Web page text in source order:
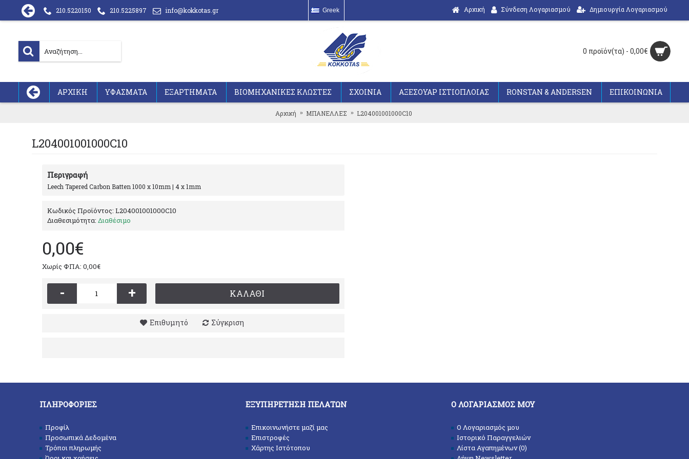
210.5220150 210.5225897 info@kokkotas.gr Greek Αρχική Σύνδεση Λογαριασμού Δημιουργία Λογαριασμού
0 προϊόν(τα) - 0,00€
ΑΡΧΙΚΗ ΥΦΑΣΜΑΤΑ ΕΞΑΡΤΗΜΑΤΑ ΒΙΟΜΗΧΑΝΙΚΕΣ ΚΛΩΣΤΕΣ ΣΧΟΙΝΙΑ ΑΞΕΣΟΥΑΡ ΙΣΤΙΟΠΛΟΙΑΣ RONSTAN & ANDERSEN ΕΠΙΚΟΙΝΩΝΙΑ
Αρχική ΜΠΑΝΕΛΛΕΣ L204001001000C10
L204001001000C10
Περιγραφή
Leech Tapered Carbon Batten 1000 x 10mm | 4 x 1mm
Κωδικός Προϊόντος: L204001001000C10
Διαθεσιμότητα: Διαθέσιμο
0,00€
Χωρίς ΦΠΑ: 0,00€
- + ΚΑΛΆΘΙ
Επιθυμητό Σύγκριση
ΠΛΗΡΟΦΟΡΊΕΣ
Προφίλ
Προσωπικά Δεδομένα
Τρόποι πληρωμής
ΕΞΥΠΗΡΈΤΗΣΗ ΠΕΛΑΤΏΝ
Επικοινωνήστε μαζί μας
Επιστροφές
Χάρτης Ιστότοπου
Ο ΛΟΓΑΡΙΑΣΜΌΣ ΜΟΥ
O Λογαριασμός μου
Ιστορικό Παραγγελιών
Λίστα Αγαπημένων (0)